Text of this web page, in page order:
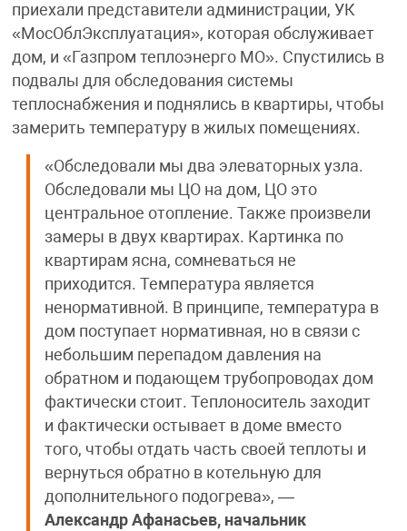
приехали представители администрации, УК
«МосОблЭксплуатация», которая обслуживает
дом, и «Газпром теплоэнерго МО». Спустились в
подвалы для обследования системы
теплоснабжения и поднялись в квартиры, чтобы
замерить температуру в жилых помещениях.
«Обследовали мы два элеваторных узла.
Обследовали мы ЦО на дом, ЦО это
центральное отопление. Также произвели
замеры в двух квартирах. Картинка по
квартирам ясна, сомневаться не
приходится. Температура является
ненормативной. В принципе, температура в
дом поступает нормативная, но в связи с
небольшим перепадом давления на
обратном и подающем трубопроводах дом
фактически стоит. Теплоноситель заходит
и фактически остывает в доме вместо
того, чтобы отдать часть своей теплоты и
вернуться обратно в котельную для
дополнительного подогрева», —
Александр Афанасьев, начальник